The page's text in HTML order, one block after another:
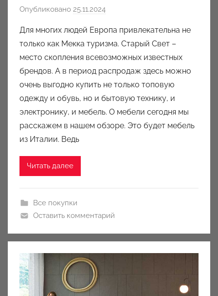
Опубликовано 25.11.2024
т
о
р
о
м
a
u
k
Для многих людей Европа привлекательна не
только как Мекка туризма. Старый Свет –
место скопления всевозможных известных
брендов. А в период распродаж здесь можно
очень выгодно купить не только топовую
одежду и обувь, но и бытовую технику, и
электронику, и мебель. О мебели сегодня мы
расскажем в нашем обзоре. Это будет мебель
из Италии. Ведь
Читать далее
Все покупки
Оставить комментарий